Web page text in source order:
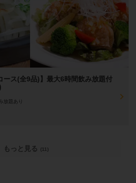
ース(全9品)】最大6時間飲み放題付
放題あり
もっと見る (11)